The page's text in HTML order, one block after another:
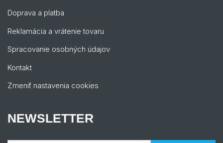
Doprava a platba
Reklamácia a vrátenie tovaru
Spracovanie osobných údajov
Kontakt
Zmeniť nastavenia cookies
NEWSLETTER